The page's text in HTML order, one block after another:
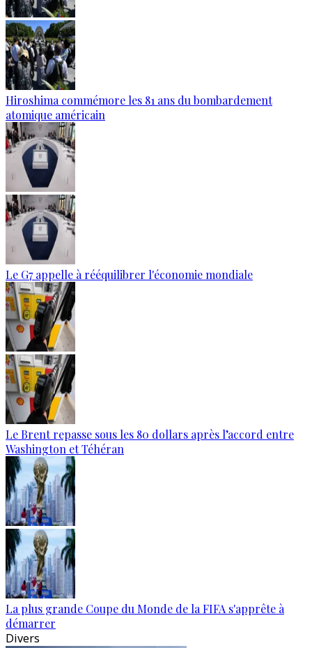
Hiroshima commémore les 81 ans du bombardement
atomique américain
Le G7 appelle à rééquilibrer l'économie mondiale
Le Brent repasse sous les 80 dollars après l’accord entre
Washington et Téhéran
La plus grande Coupe du Monde de la FIFA s'apprête à
démarrer
Divers